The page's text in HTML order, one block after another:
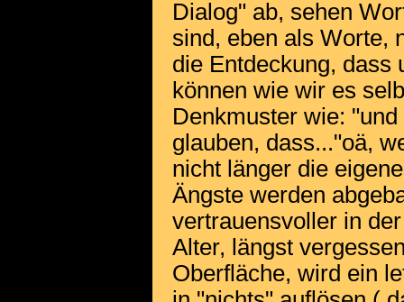
Dialog" ab, sehen
sind, eben als Worte,
die Entdeckung, dass
können wie wir es
Denkmuster wie:
glauben, dass..."oä,
nicht länger die
Ängste werden
vertrauensvoller in
Alter, längst
Oberfläche, wird ein